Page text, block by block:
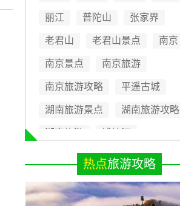
丽江 普陀山 张家界
老君山 老君山景点 南京
南京景点 南京旅游
南京旅游攻略 平遥古城
湖南旅游景点 湖南旅游攻略
贵州十大景点
热点旅游攻略